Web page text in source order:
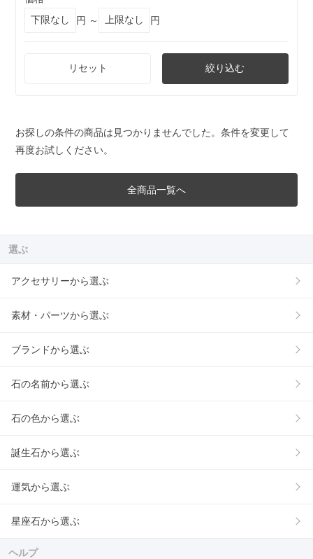
円 ～
円
リセット 絞り込む
お探しの条件の商品は見つかりませんでした。条件を変更して
再度お試しください。
全商品一覧へ
選ぶ
アクセサリーから選ぶ
素材・パーツから選ぶ
ブランドから選ぶ
石の名前から選ぶ
石の色から選ぶ
誕生石から選ぶ
運気から選ぶ
星座石から選ぶ
ヘルプ